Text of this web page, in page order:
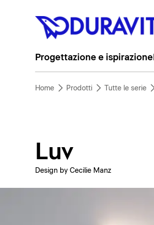
Progettazione e ispirazione
Home Prodotti Tutte le serie
Luv
Design by Cecilie Manz